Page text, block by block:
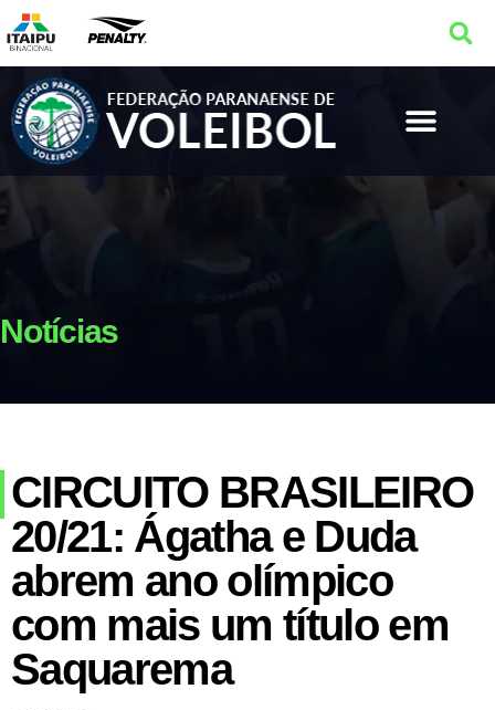
Notícias
CIRCUITO BRASILEIRO
20/21: Ágatha e Duda
abrem ano olímpico
com mais um título em
Saquarema